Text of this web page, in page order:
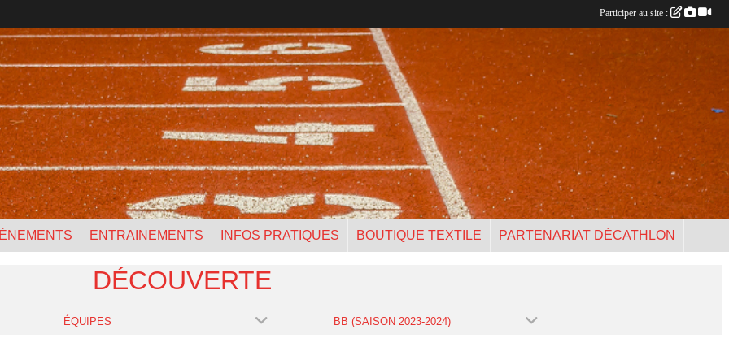
ENTRAINEMENTS INFOS PRATIQUES BOUTIQUE TEXTILE PARTENARIAT DÉCATHLON
DÉCOUVERTE
ÉQUIPES BB (SAISON 2023-2024)
Participer au site :